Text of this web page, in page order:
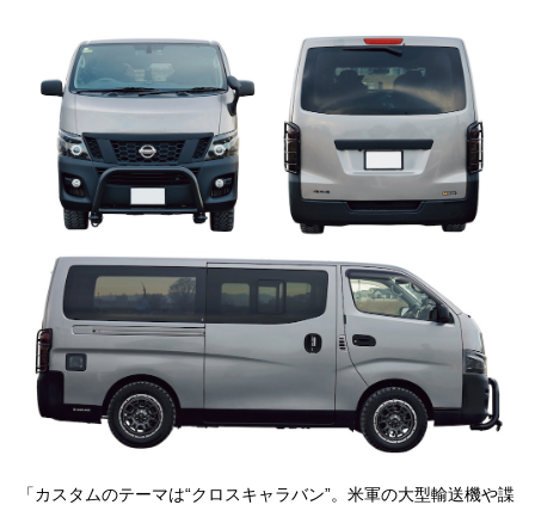
「カスタムのテーマは“クロスキャラバン”。米軍の大型輸送機や諜